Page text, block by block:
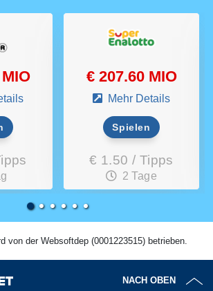
€ 207.60 MIO
Mehr Details
Spielen
€ 1.50 / Tipps
2 Tage
von der Websoftdep (0001223515) betrieben.
NACH OBEN